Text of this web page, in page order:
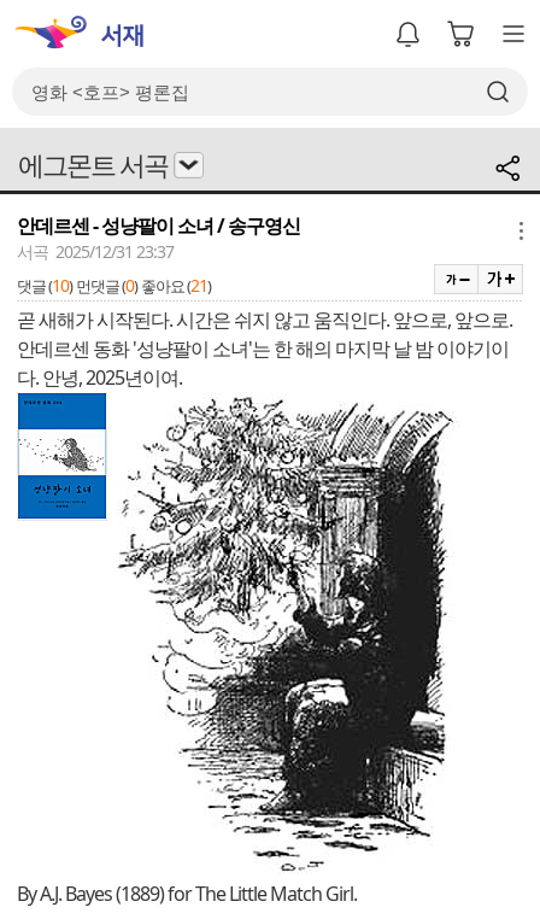
에그몬트 서곡
안데르센 - 성냥팔이 소녀 / 송구영신
서곡 2025/12/31 23:37
댓글 (10) 먼댓글 (0) 좋아요 (21)
곧 새해가 시작된다. 시간은 쉬지 않고 움직인다. 앞으로, 앞으로.
안데르센 동화 '성냥팔이 소녀'는 한 해의 마지막 날 밤 이야기이
다. 안녕, 2025년이여.
By A.J. Bayes (1889) for The Little Match Girl.